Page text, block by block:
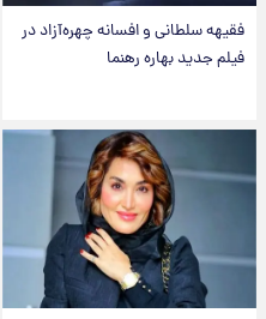
فقیهه سلطانی و افسانه چهره‌آزاد در
فیلم جدید بهاره رهنما